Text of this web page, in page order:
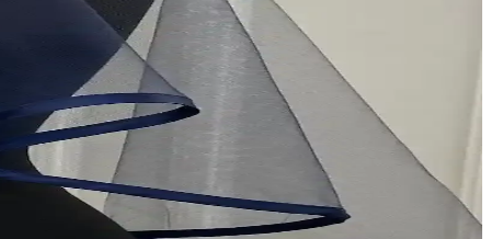
sağlar, uzun ömürlü kullanım sunar.
kusursuz hale getirir.
ürün ihtiyaçlarınıza uygun? Detaylar burada.